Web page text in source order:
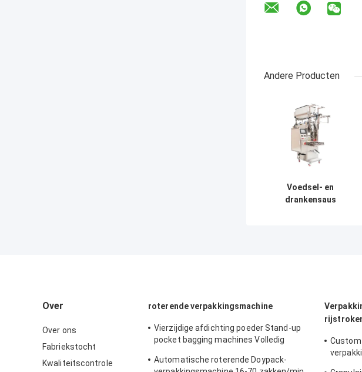
Andere Producten
Voedsel- en
drankensaus
Over
Over ons
Fabriekstocht
Kwaliteitscontrole
roterende verpakkingsmachine
Vierzijdige afdichting poeder Stand-up
pocket bagging machines Volledig
Automatische roterende Doypack-
Custom